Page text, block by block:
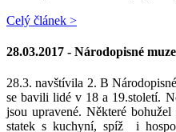
Celý článek >
28.03.2017 - Národopisné
28.3. navštívila 2. B
se bavili lidé v 18 a 19.století.
jsou upravené. Některé
statek s kuchyní, spíž i